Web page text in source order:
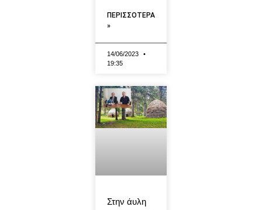
ΠΕΡΙΣΣΟΤΕΡΑ
»
14/06/2023
19:35
Στην άυλη